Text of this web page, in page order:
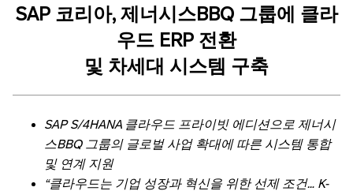
SAP 코리아, 제너시스BBQ 그룹에 클라
우드 ERP 전환
및 차세대 시스템 구축
SAP S/4HANA 클라우드 프라이빗 에디션으로 제너시
스BBQ 그룹의 글로벌 사업 확대에 따른 시스템 통합
및 연계 지원
“클라우드는 기업 성장과 혁신을 위한 선제 조건… K-